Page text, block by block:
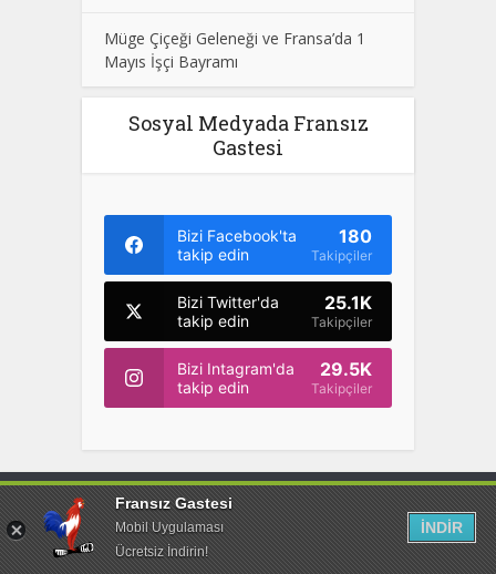
Müge Çiçeği Geleneği ve Fransa’da 1
Mayıs İşçi Bayramı
Sosyal Medyada Fransız
Gastesi
Bizi Facebook'ta
takip edin
180
Takipçiler
Bizi Twitter'da
takip edin
25.1K
Takipçiler
Bizi Intagram'da
takip edin
29.5K
Takipçiler
Fransız Gastesi
Mobil Uygulaması
Ücretsiz İndirin!
İNDİR